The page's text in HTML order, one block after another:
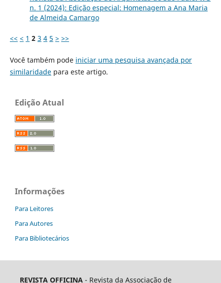
n. 1 (2024): Edição especial: Homenagem a Ana Maria
de Almeida Camargo
<< < 1 2 3 4 5 > >>
Você também pode iniciar uma pesquisa avançada por
similaridadepara este artigo.
Edição Atual
Informações
Para Leitores
Para Autores
Para Bibliotecários
REVISTA OFFICINA- Revista da Associação de